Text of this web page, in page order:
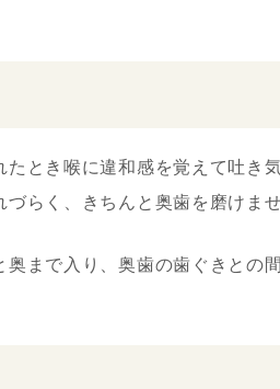
とき喉に違和感を覚えて吐き
らく、きちんと奥歯を磨けませ
まで入り、奥歯の歯ぐきとの